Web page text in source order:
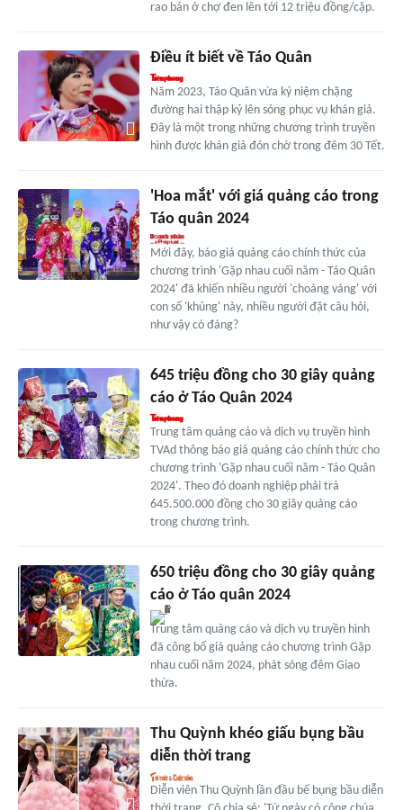
rao bán ở chợ đen lên tới 12 triệu đồng/cặp.
Điều ít biết về Táo Quân
Năm 2023, Táo Quân vừa kỷ niệm chặng
đường hai thập kỷ lên sóng phục vụ khán giả.
Đây là một trong những chương trình truyền
hình được khán giả đón chờ trong đêm 30 Tết.
'Hoa mắt' với giá quảng cáo trong
Táo quân 2024
Mới đây, báo giá quảng cáo chính thức của
chương trình 'Gặp nhau cuối năm - Táo Quân
2024' đã khiến nhiều người 'choáng váng' với
con số 'khủng' này, nhiều người đặt câu hỏi,
như vậy có đáng?
645 triệu đồng cho 30 giây quảng
cáo ở Táo Quân 2024
Trung tâm quảng cáo và dịch vụ truyền hình
TVAd thông báo giá quảng cáo chính thức cho
chương trình 'Gặp nhau cuối năm - Táo Quân
2024'. Theo đó doanh nghiệp phải trả
645.500.000 đồng cho 30 giây quảng cáo
trong chương trình.
650 triệu đồng cho 30 giây quảng
cáo ở Táo quân 2024
Trung tâm quảng cáo và dịch vụ truyền hình
đã công bố giá quảng cáo chương trình Gặp
nhau cuối năm 2024, phát sóng đêm Giao
thừa.
Thu Quỳnh khéo giấu bụng bầu
diễn thời trang
Diễn viên Thu Quỳnh lần đầu bế bụng bầu diễn